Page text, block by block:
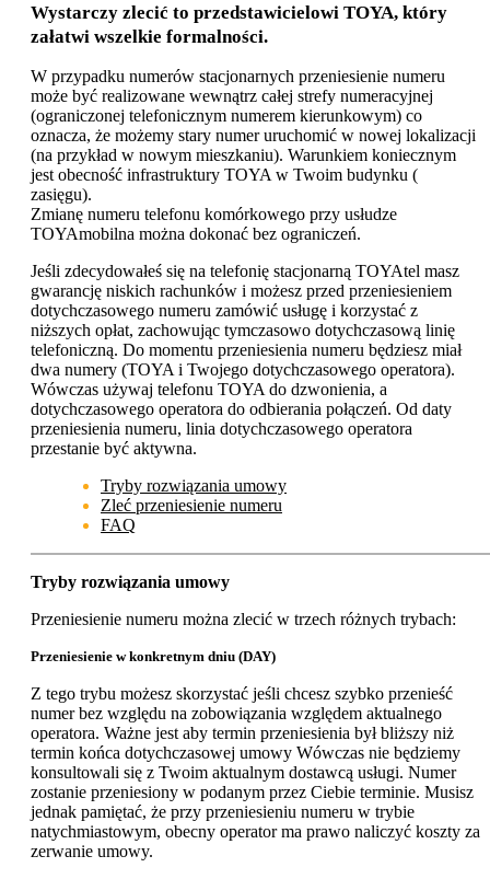
Wystarczy zlecić to przedstawicielowi TOYA, który
załatwi wszelkie formalności.
W przypadku numerów stacjonarnych przeniesienie numeru
może być realizowane wewnątrz całej strefy numeracyjnej
(ograniczonej telefonicznym numerem kierunkowym) co
oznacza, że możemy stary numer uruchomić w nowej lokalizacji
(na przykład w nowym mieszkaniu). Warunkiem koniecznym
jest obecność infrastruktury TOYA w Twoim budynku (
zasięgu).
Zmianę numeru telefonu komórkowego przy usłudze
TOYAmobilna można dokonać bez ograniczeń.
Jeśli zdecydowałeś się na telefonię stacjonarną TOYAtel masz
gwarancję niskich rachunków i możesz przed przeniesieniem
dotychczasowego numeru zamówić usługę i korzystać z
niższych opłat, zachowując tymczasowo dotychczasową linię
telefoniczną. Do momentu przeniesienia numeru będziesz miał
dwa numery (TOYA i Twojego dotychczasowego operatora).
Wówczas używaj telefonu TOYA do dzwonienia, a
dotychczasowego operatora do odbierania połączeń. Od daty
przeniesienia numeru, linia dotychczasowego operatora
przestanie być aktywna.
Tryby rozwiązania umowy
Zleć przeniesienie numeru
FAQ
Tryby rozwiązania umowy
Przeniesienie numeru można zlecić w trzech różnych trybach:
Przeniesienie w konkretnym dniu (DAY)
Z tego trybu możesz skorzystać jeśli chcesz szybko przenieść
numer bez względu na zobowiązania względem aktualnego
operatora. Ważne jest aby termin przeniesienia był bliższy niż
termin końca dotychczasowej umowy Wówczas nie będziemy
konsultowali się z Twoim aktualnym dostawcą usługi. Numer
zostanie przeniesiony w podanym przez Ciebie terminie. Musisz
jednak pamiętać, że przy przeniesieniu numeru w trybie
natychmiastowym, obecny operator ma prawo naliczyć koszty za
zerwanie umowy.